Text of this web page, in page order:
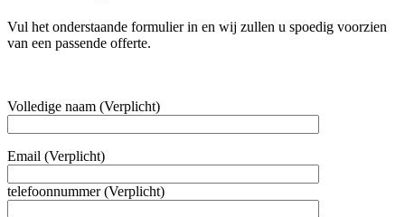
Vul het onderstaande formulier in en wij zullen u spoedig voorzien
van een passende offerte.
Volledige naam (Verplicht)
Email (Verplicht)
telefoonnummer (Verplicht)